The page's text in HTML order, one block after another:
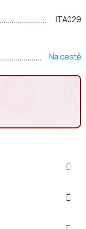
Na cestě
ITA029